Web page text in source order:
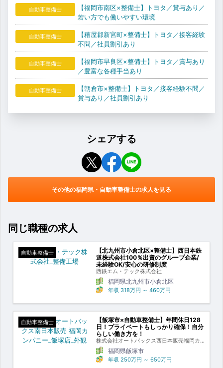
自動車整備士
【福岡市南区×整備士】トヨタ／賞与あり／
若い方でも働いやすい環境
自動車整備士
【糟屋郡新宮町×整備士】トヨタ／接客経験
不問／社員割引あり
自動車整備士
【福岡市早良区×整備士】トヨタ／賞与あり
／豊富な各種手当あり
自動車整備士
【朝倉市×整備士】トヨタ／接客経験不問／
賞与あり／社員割引あり
シェアする
その他の福岡県・自動車整備士の求人を見る
同じ職種の求人
自動車整備士
【北九州市小倉北区×整備士】西日本鉄
道株式会社100％出資のグループ企業/
未経験OK/安心の研修制度
西鉄エム・テック株式会社
福岡県北九州市小倉北区
年収 318万円 ～ 460万円
自動車整備士
【飯塚市×自動車整備士】年間休日128
日！プライベートもしっかり確保！自分
らしい働き方を！
株式会社オートバックス西日本販売福岡カ
ンパニー福岡県飯塚市
年収 250万円 ～ 650万円